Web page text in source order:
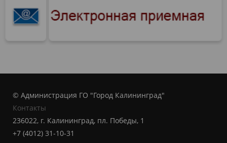
© Администрация ГО "Город Калининград"
Контакты
236022, г. Калининград, пл. Победы, 1
+7 (4012) 31-10-31